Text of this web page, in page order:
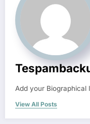
Add your Biographical
View All Posts